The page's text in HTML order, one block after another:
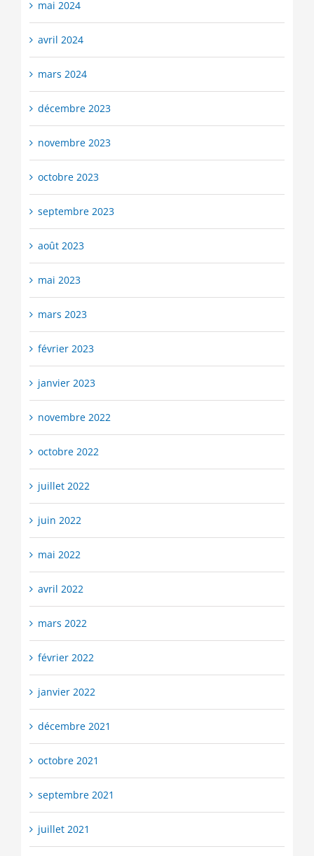
mai 2024
avril 2024
mars 2024
décembre 2023
novembre 2023
octobre 2023
septembre 2023
août 2023
mai 2023
mars 2023
février 2023
janvier 2023
novembre 2022
octobre 2022
juillet 2022
juin 2022
mai 2022
avril 2022
mars 2022
février 2022
janvier 2022
décembre 2021
octobre 2021
septembre 2021
juillet 2021